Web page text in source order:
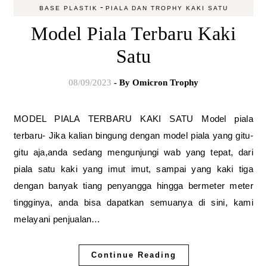
BASE PLASTIK - PIALA DAN TROPHY KAKI SATU
Model Piala Terbaru Kaki
Satu
08/09/2023 - By Omicron Trophy
MODEL PIALA TERBARU KAKI SATU Model piala
terbaru- Jika kalian bingung dengan model piala yang gitu-
gitu aja,anda sedang mengunjungi wab yang tepat, dari
piala satu kaki yang imut imut, sampai yang kaki tiga
dengan banyak tiang penyangga hingga bermeter meter
tingginya, anda bisa dapatkan semuanya di sini, kami
melayani penjualan…
Continue Reading